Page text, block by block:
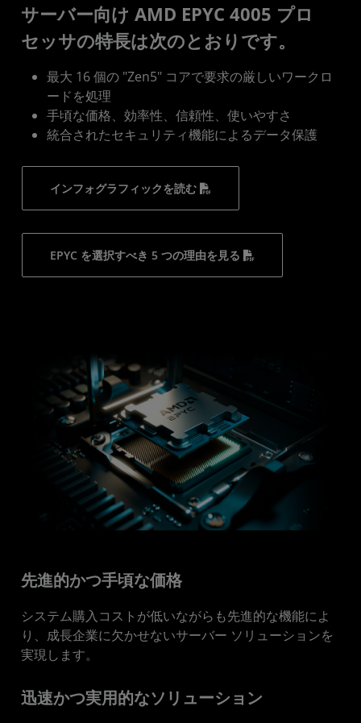
サーバー向け AMD EPYC 4005 プロ
セッサの特長は次のとおりです。
最大 16 個の "Zen5" コアで要求の厳しいワークロ
ードを処理
手頃な価格、効率性、信頼性、使いやすさ
統合されたセキュリティ機能によるデータ保護
インフォグラフィックを読む
EPYC を選択すべき 5 つの理由を見る
先進的かつ手頃な価格
システム購入コストが低いながらも先進的な機能によ
り、成長企業に欠かせないサーバー ソリューションを
実現します。
迅速かつ実用的なソリューション